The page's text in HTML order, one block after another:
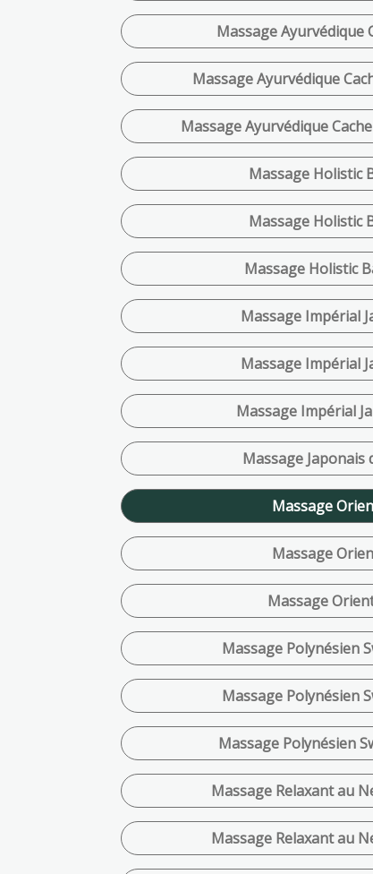
Massage Ayurvédique
Massage Ayurvédique
Massage Ayurvédique
Massage Holistic
Massage Holistic
Massage Holistic
Massage Impérial
Massage Impérial
Massage Impérial
Massage Japonais
Massage
Massage
Massage
Massage Polynésien
Massage Polynésien
Massage Polynésien
Massage Relaxant au
Massage Relaxant au